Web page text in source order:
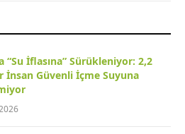
“Su İflasına” Sürükleniyor: 2,2
İnsan Güvenli İçme Suyuna